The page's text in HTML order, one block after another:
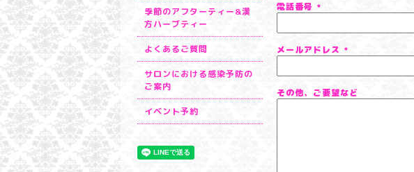
電話番号 *
メールアドレス *
その他、ご要望など
季節のアフターティー&漢
方ハーブティー
よくあるご質問
サロンにおける感染予防の
ご案内
イベント予約